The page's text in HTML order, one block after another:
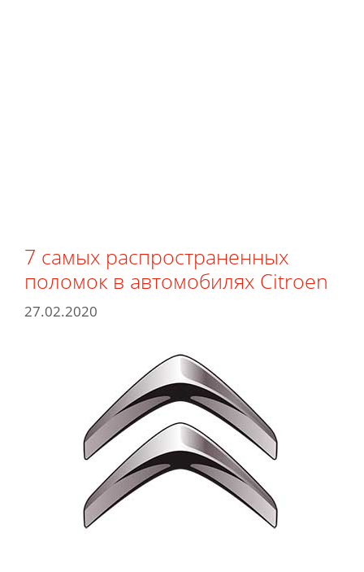
7 самых распространенных
поломок в автомобилях Citroen
27.02.2020